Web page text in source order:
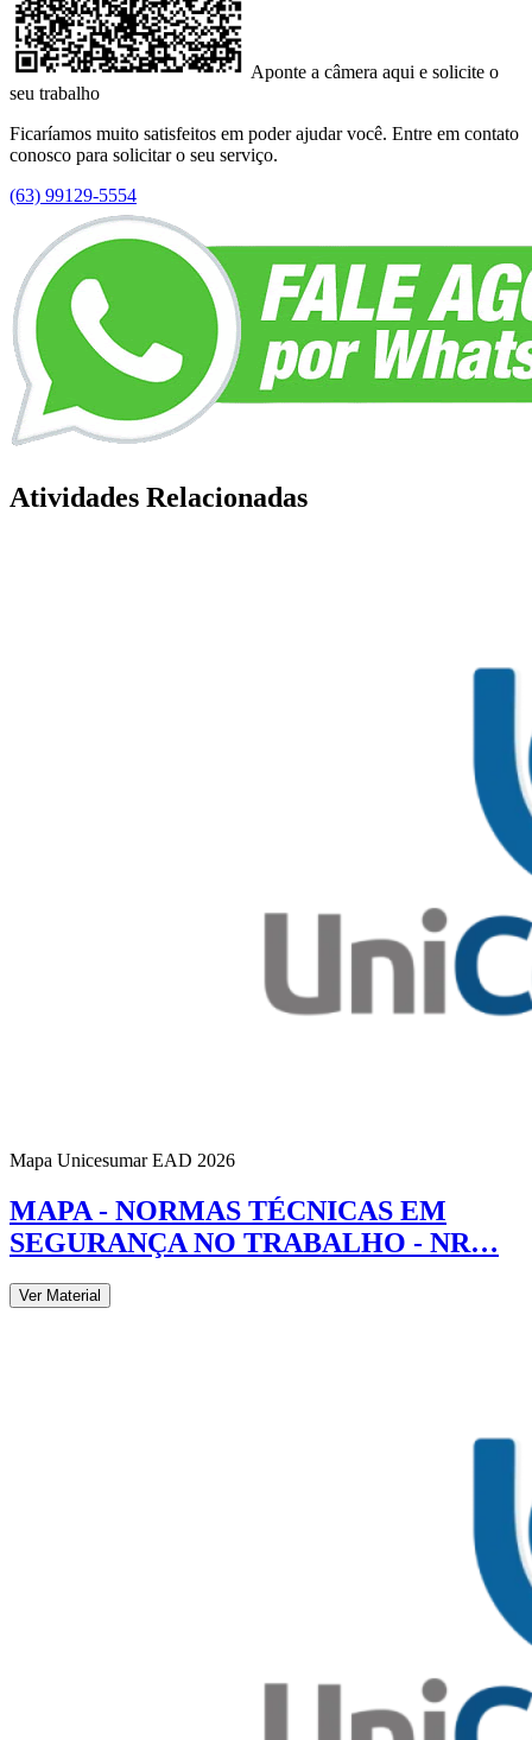
Aponte a câmera aqui e solicite o
seu trabalho
Ficaríamos muito satisfeitos em poder ajudar você. Entre em contato
conosco para solicitar o seu serviço.
(63) 99129-5554
Atividades Relacionadas
Mapa Unicesumar EAD 2026
MAPA - NORMAS TÉCNICAS EM
SEGURANÇA NO TRABALHO - NR…
Ver Material